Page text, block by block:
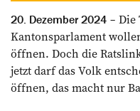
20. Dezember 2024
Die
Kantonsparlament
öffnen. Doch die
jetzt darf das Volk
öffnen, das macht nur